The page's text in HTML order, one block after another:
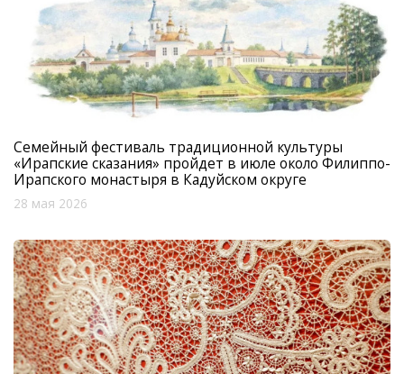
Семейный фестиваль традиционной культуры
«Ирапские сказания» пройдет в июле около Филиппо-
Ирапского монастыря в Кадуйском округе
28 мая 2026